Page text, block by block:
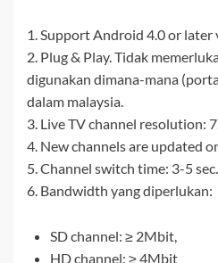
1. Support Android 4.0 or later
2. Plug & Play. Tidak
digunakan dimana-mana
dalam malaysia.
3. Live TV channel resolution:
4. New channels are updated
5. Channel switch time: 3-5 sec.
6. Bandwidth yang diperlukan:
SD channel: ≥ 2Mbit,
HD channel: ≥ 4Mbit